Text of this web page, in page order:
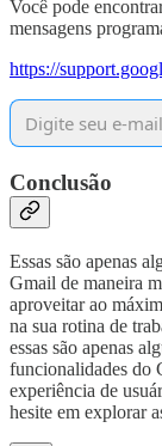
Você pode
mensagens
https://
Conclusão
Essas são apenas
Gmail de maneira
aproveitar ao
na sua rotina de
essas são apenas
funcionalidades do
experiência de
hesite em explorar